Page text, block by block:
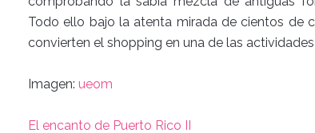
Todo ello bajo la atenta mirada de cientos de
convierten el shopping en una de las
Imagen: ueom
El encanto de Puerto Rico II